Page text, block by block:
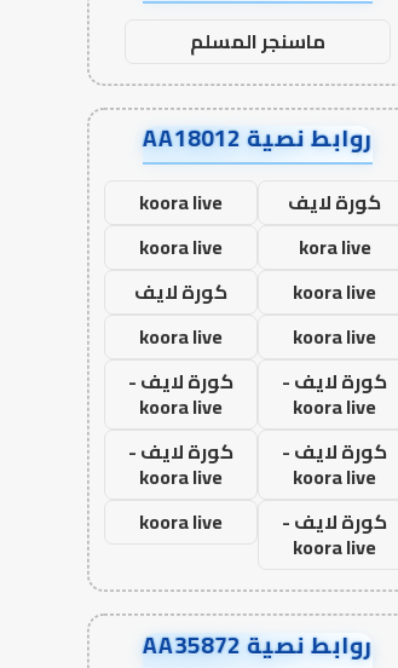
ماسنجر المسلم
روابط نصية AA18012
كورة لايف
koora live
kora live
koora live
koora live
كورة لايف
koora live
koora live
كورة لايف -
koora live
كورة لايف -
koora live
كورة لايف -
koora live
كورة لايف -
koora live
كورة لايف -
koora live
koora live
روابط نصية AA35872